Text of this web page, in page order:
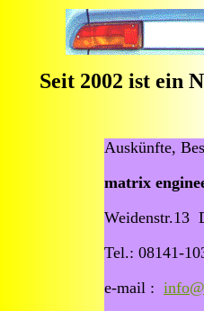
Seit 2002 ist ein
Auskünfte,
matrix
Weidenstr.13
Tel.: 08141-
e-mail :